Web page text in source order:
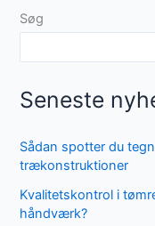
Søg
Seneste
Sådan spotter du
trækonstruktioner
Kvalitetskontrol i
håndværk?